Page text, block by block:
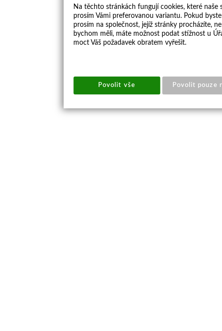
Na těchto stránkách fungují cookies, které
prosím Vámi preferovanou variantu. Pokud
prosím na společnost, jejíž stránky procházíte,
bychom měli, máte možnost podat stížnost u
moct Váš požadavek obratem vyřešit.
Povolit vše Povolit pouze